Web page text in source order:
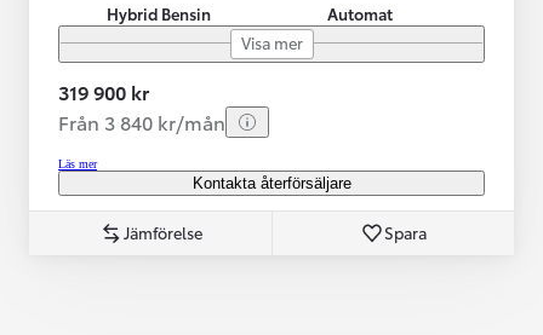
Hybrid Bensin
Automat
Visa mer
319 900 kr
Från 3 840 kr/mån
Läs mer
Kontakta återförsäljare
Jämförelse Spara